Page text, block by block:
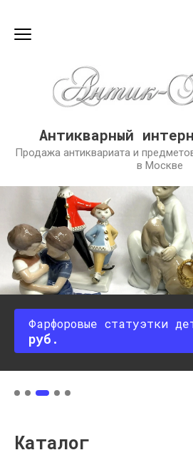
Антикварный
Продажа антиквариата и
в Москве
Антикварные предметы
Каталог